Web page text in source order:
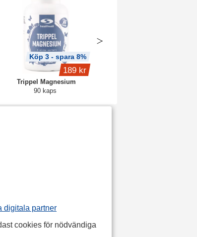
digitala partner
cookies för nödvändiga
Trippel Magnesium
90 kaps
Köp 3 - spara 8%
189 kr